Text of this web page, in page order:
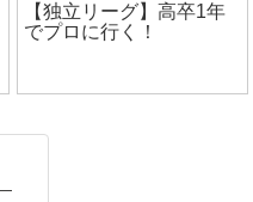
【独立リーグ】高卒1年
でプロに行く！